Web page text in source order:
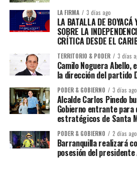
LA FIRMA 3 días ago
LA BATALLA DE BOYACÁ
SOBRE LA
CRÍTICA DESDE EL
TERRITORIO & PODER 3 días
Camilo Noguera Abello,
la dirección del partido
PODER & GOBIERNO 3 días ago
Alcalde Carlos Pinedo
Gobierno entrante
estratégicos de Santa
PODER & GOBIERNO 2 días ago
Barranquilla realizará
posesión del